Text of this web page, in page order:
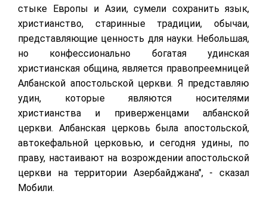
стыке Европы и Азии, сумели сохранить язык,
христианство, старинные традиции, обычаи,
представляющие ценность для науки. Небольшая,
но конфессионально богатая удинская
христианская община, является правопреемницей
Албанской апостольской церкви. Я представляю
удин, которые являются носителями
христианства и приверженцами албанской
церкви. Албанская церковь была апостольской,
автокефальной церковью, и сегодня удины, по
праву, настаивают на возрождении апостольской
церкви на территории Азербайджана", - сказал
Мобили.